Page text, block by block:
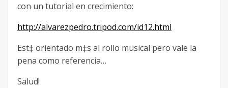
con un tutorial en crecimiento:
http://alvarezpedro.tripod.com/id12.html
Est‡ orientado m‡s al rollo musical pero vale la
pena como referencia…
Salud!